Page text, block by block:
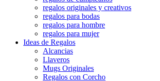
regalos originales y creativos
regalos para bodas
regalos para hombre
regalos para mujer
Ideas de Regalos
Alcancias
Llaveros
Mugs Originales
Regalos con Corcho